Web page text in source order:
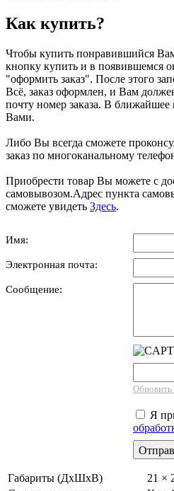
Как купить?
Чтобы купить понравившийся
кнопку купить и в появившемся
"оформить заказ". После этого
Всё, заказ оформлен, и Вам
почту номер заказа. В ближайшее
Вами.
Либо Вы всегда сможете
заказ по многоканальному
Приобрести товар Вы можете с
самовывозом.Адрес пункта
сможете увидеть Здесь.
Имя:
Электронная почта:
Сообщение:
Обновить
Я
Габариты (ДхШхВ)
21 ×